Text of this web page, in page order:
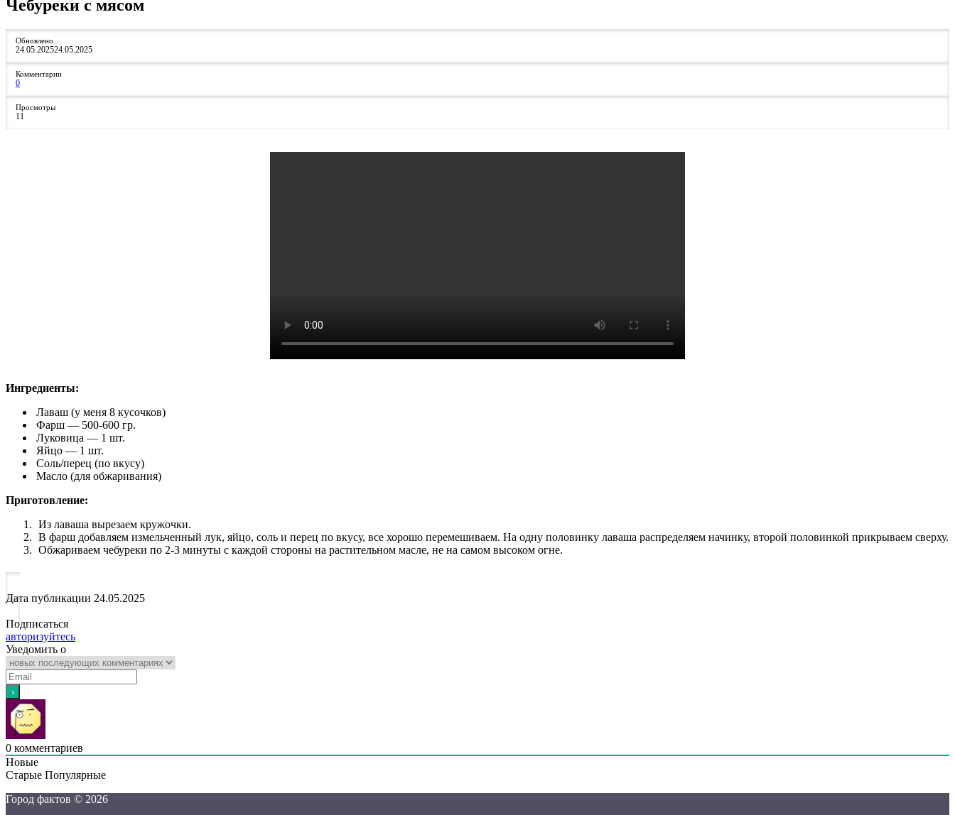
Чебуреки с мясом
Обновлено
24.05.202524.05.2025
Комментарии
0
Просмотры
11
Ингредиенты:
Лаваш (у меня 8 кусочков)
Фарш — 500-600 гр.
Луковица — 1 шт.
Яйцо — 1 шт.
Соль/перец (по вкусу)
Масло (для обжаривания)
Приготовление:
Из лаваша вырезаем кружочки.
В фарш добавляем измельченный лук, яйцо, соль и перец по вкусу, все хорошо перемешиваем. На одну половинку лаваша распределяем начинку, второй половинкой прикрываем сверху.
Обжариваем чебуреки по 2-3 минуты с каждой стороны на растительном масле, не на самом высоком огне.
Дата публикации 24.05.2025
Подписаться
авторизуйтесь
Уведомить о
0 комментариев
Новые
Старые Популярные
Город фактов © 2026